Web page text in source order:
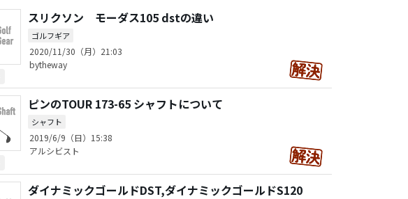
スリクソン モーダス105 dstの違い
ゴルフギア
2020/11/30（月）21:03
bytheway
ピンのTOUR 173-65 シャフトについて
シャフト
2019/6/9（日）15:38
アルシビスト
ダイナミックゴールドDST,ダイナミックゴールドS120